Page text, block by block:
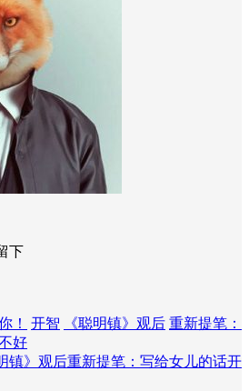
下
！ 开智 《聪明镇》观后 重新提笔：
好
镇》观后重新提笔：写给女儿的话开